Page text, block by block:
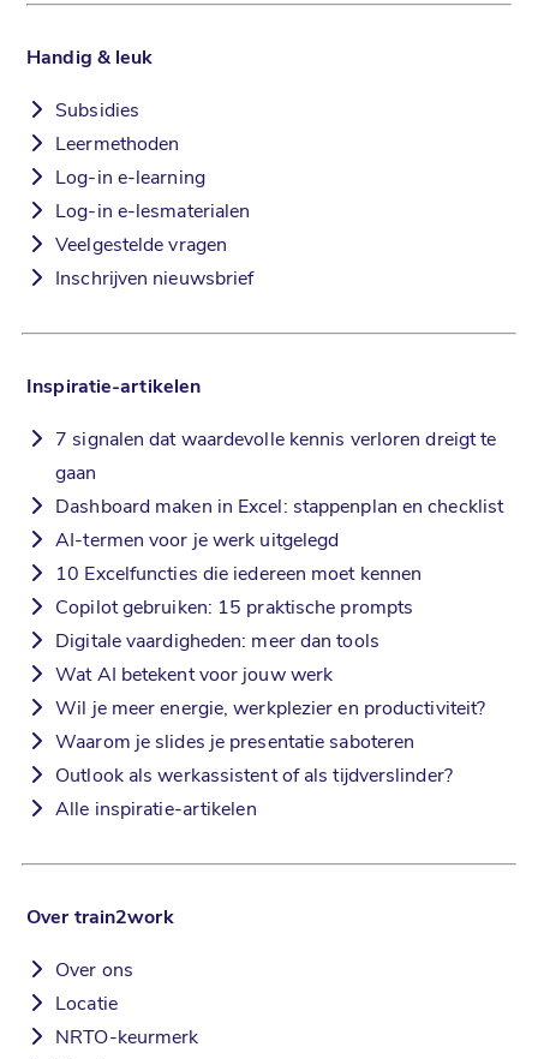
Handig & leuk
Subsidies
Leermethoden
Log-in e-learning
Log-in e-lesmaterialen
Veelgestelde vragen
Inschrijven nieuwsbrief
Inspiratie-artikelen
7 signalen dat waardevolle kennis verloren dreigt te
gaan
Dashboard maken in Excel: stappenplan en checklist
AI-termen voor je werk uitgelegd
10 Excelfuncties die iedereen moet kennen
Copilot gebruiken: 15 praktische prompts
Digitale vaardigheden: meer dan tools
Wat AI betekent voor jouw werk
Wil je meer energie, werkplezier en productiviteit?
Waarom je slides je presentatie saboteren
Outlook als werkassistent of als tijdverslinder?
Alle inspiratie-artikelen
Over train2work
Over ons
Locatie
NRTO-keurmerk